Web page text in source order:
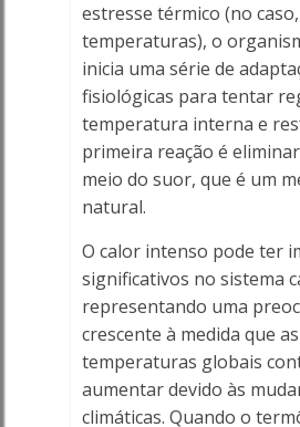
estresse térmico (no
temperaturas), o
inicia uma série de
fisiológicas para tentar
temperatura interna e
primeira reação é
meio do suor, que é um
natural.
O calor intenso pode ter
significativos no sistema
representando uma
crescente à medida que as
temperaturas globais
aumentar devido às
climáticas. Quando o